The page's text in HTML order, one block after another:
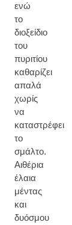
ενώ
το
διοξείδιο
του
πυριτίου
καθαρίζει
απαλά
χωρίς
να
καταστρέφει
το
σμάλτο.
Αιθέρια
έλαια
μέντας
και
δυόσμου